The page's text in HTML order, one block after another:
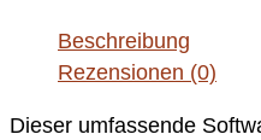
Beschreibung
Rezensionen (0)
Dieser umfassende